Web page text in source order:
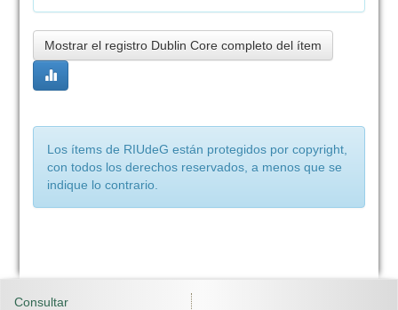
Mostrar el registro Dublin Core completo del ítem
Los ítems de RIUdeG están protegidos por copyright,
con todos los derechos reservados, a menos que se
indique lo contrario.
Consultar